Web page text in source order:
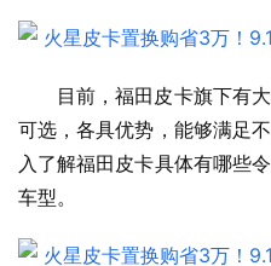
目前，福田皮卡旗下有
可选，各具优势，能够满足
入了解福田皮卡具体有哪些
车型。